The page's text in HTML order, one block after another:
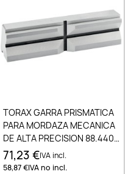
TORAX GARRA PRISMATICA
PARA MORDAZA MECANICA
DE ALTA PRECISION 88.440.
88.470 Y 88.472 100X24.5
MM - TYPE 2
71,23 €IVA incl.
58,87 €IVA no incl.